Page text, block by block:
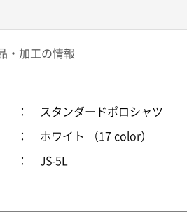
・加工の情報
： スタンダードポロシャツ
： ホワイト （17 color）
： JS-5L